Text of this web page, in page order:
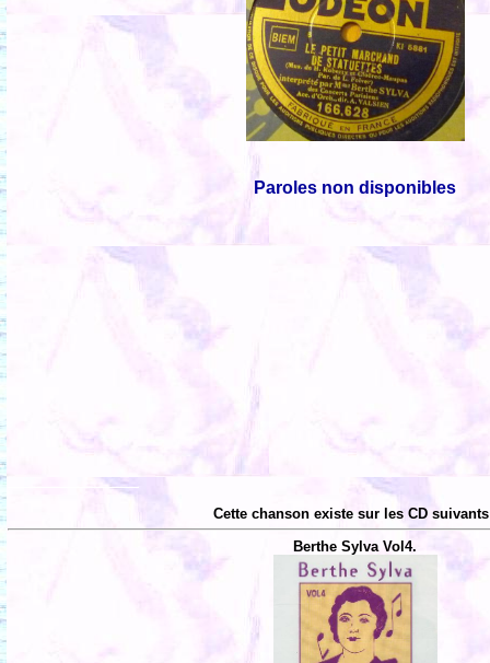
Paroles non disponibles
Cette chanson existe sur les CD
Berthe Sylva Vol4.